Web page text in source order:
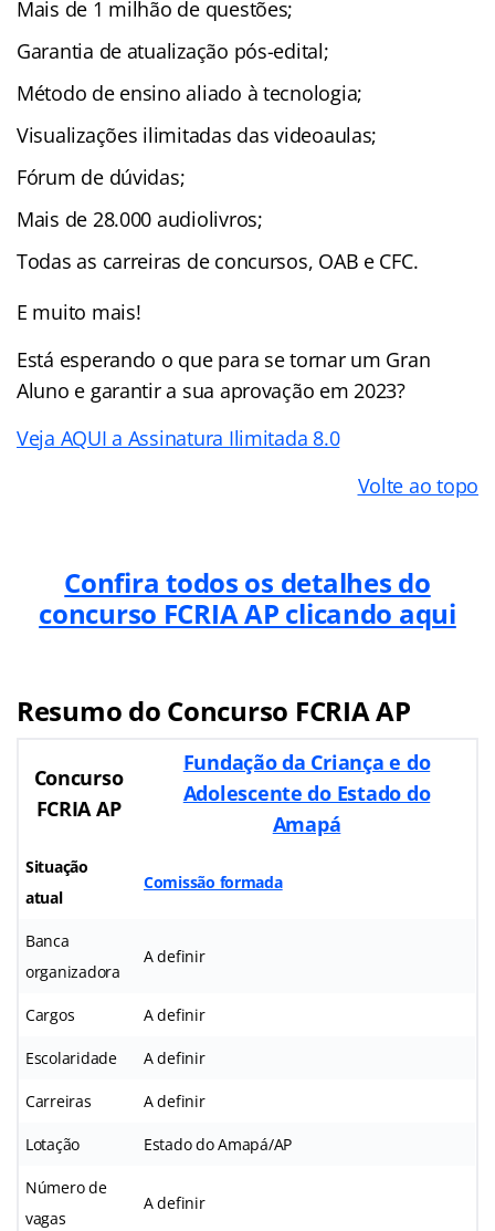
Mais de 1 milhão de questões;
Garantia de atualização pós-edital;
Método de ensino aliado à tecnologia;
Visualizações ilimitadas das videoaulas;
Fórum de dúvidas;
Mais de 28.000 audiolivros;
Todas as carreiras de concursos, OAB e CFC.
E muito mais!
Está esperando o que para se tornar um Gran
Aluno e garantir a sua aprovação em 2023?
Veja AQUI a Assinatura Ilimitada 8.0
Volte ao topo
Confira todos os detalhes do
concurso FCRIA AP clicando aqui
Resumo do Concurso FCRIA AP
Concurso
FCRIA AP
Fundação da Criança e do
Adolescente do Estado do
Amapá
Situação
atual
Comissão formada
Banca
organizadora
A definir
Cargos A definir
Escolaridade A definir
Carreiras A definir
Lotação Estado do Amapá/AP
Número de
vagas
A definir